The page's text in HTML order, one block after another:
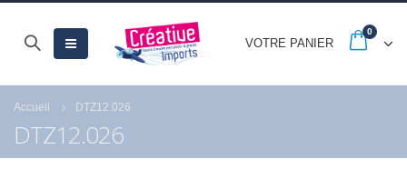
VOTRE PANIER
0
Accueil DTZ12.026
DTZ12.026